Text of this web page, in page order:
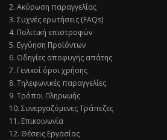
2. Ακύρωση παραγγελίας
3. Συχνές ερωτήσεις (FAQs)
4. Πολιτική επιστροφών
5. Εγγύηση Προϊόντων
6. Οδηγίες αποφυγής απάτης
7. Γενικοί όροι χρήσης
8. Τηλεφωνικές παραγγελίες
9. Τρόποι Πληρωμής
10. Συνεργαζόμενες Τράπεζες
11. Επικοινωνία
12. Θέσεις Εργασίας